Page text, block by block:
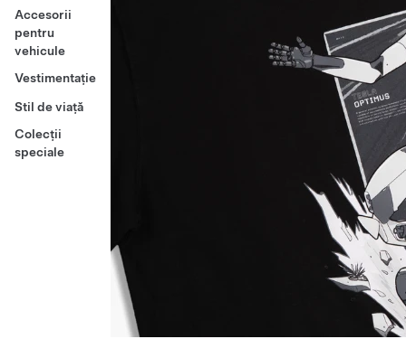
Accesorii
pentru
vehicule
Vestimentație
Stil de viață
Colecții
speciale